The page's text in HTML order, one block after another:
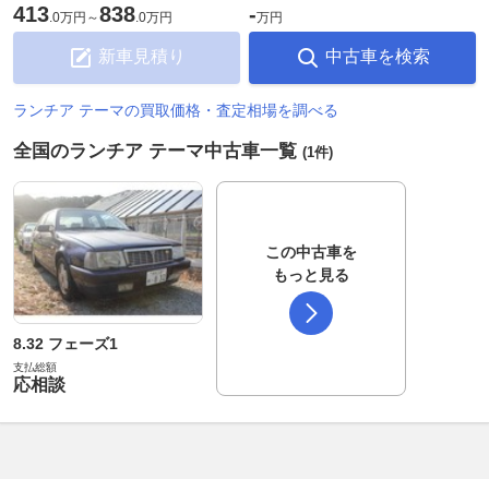
413.0万円 ～838.0万円
新車見積り
-万円
中古車を検索
ランチア テーマの買取価格・査定相場を調べる
全国のランチア テーマ中古車一覧 (1件)
8.32 フェーズ1
支払総額
応相談
この中古車を
もっと見る